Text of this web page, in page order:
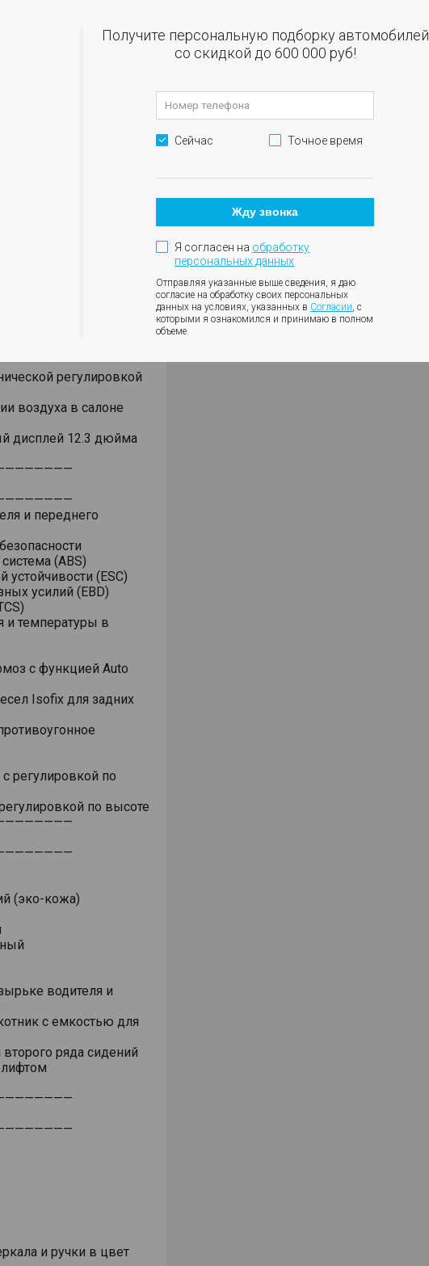
в 4 направлениях
для
CarPlay
ряда в соотношении
в панели
и прогрева салона
от открывания
(Follow me home)
регулировкой в
регулировкой
воздуха в салоне
дисплей 12.3 дюйма
и переднего
(ABS)
устойчивости (ESC)
усилий (EBD)
и температуры в
с функцией Auto
Isofix для задних
регулировкой по
по высоте
(эко-кожа)
водителя и
с емкостью для
ряда сидений
и ручки в цвет
Получите персональную подборку автомобилей
со скидкой до 600 000 руб!
Сейчас Точное время
Жду звонка
Я согласен на обработку
персональных данных
Отправляя указанные выше сведения, я даю
согласие на обработку своих персональных
данных на условиях, указанных в Согласии, с
которыми я ознакомился и принимаю в полном
объеме.